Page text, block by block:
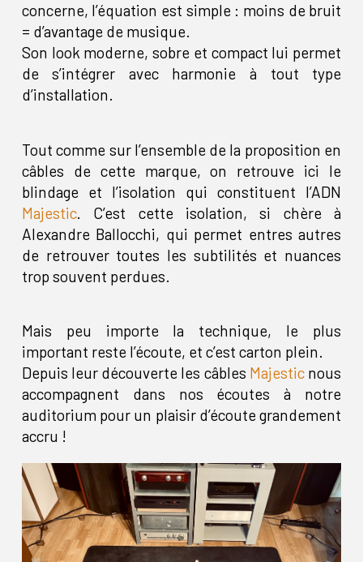
concerne, l’équation est simple : moins de bruit
= d’avantage de musique.
Son look moderne, sobre et compact lui permet
de s’intégrer avec harmonie à tout type
d’installation.
Tout comme sur l’ensemble de la proposition en
câbles de cette marque, on retrouve ici le
blindage et l’isolation qui constituent l’ADN
Majestic. C’est cette isolation, si chère à
Alexandre Ballocchi, qui permet entres autres
de retrouver toutes les subtilités et nuances
trop souvent perdues.
Mais peu importe la technique, le plus
important reste l’écoute, et c’est carton plein.
Depuis leur découverte les câbles Majesticnous
accompagnent dans nos écoutes à notre
auditorium pour un plaisir d’écoute grandement
accru !